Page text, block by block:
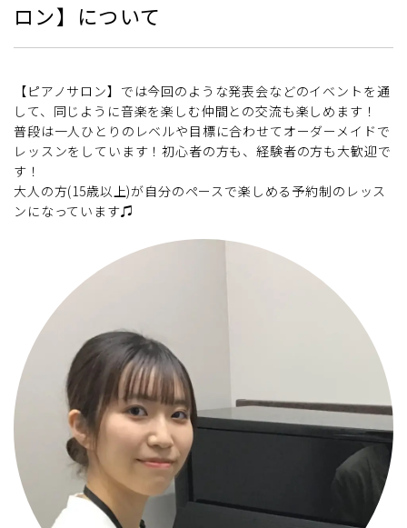
ロン】について
【ピアノサロン】では今回のような発表会などのイベントを通
して、同じように音楽を楽しむ仲間との交流も楽しめます！
普段は一人ひとりのレベルや目標に合わせてオーダーメイドで
レッスンをしています！初心者の方も、経験者の方も大歓迎で
す！
大人の方(15歳以上)が自分のペースで楽しめる予約制のレッス
ンになっています♫